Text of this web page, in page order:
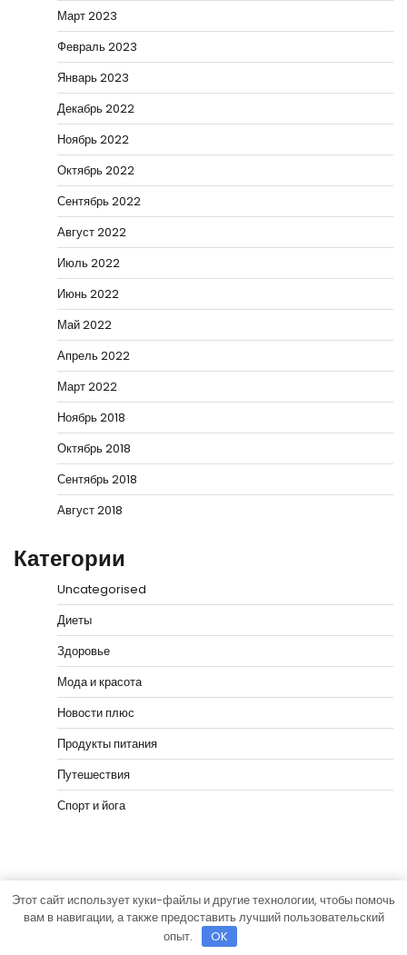
Март 2023
Февраль 2023
Январь 2023
Декабрь 2022
Ноябрь 2022
Октябрь 2022
Сентябрь 2022
Август 2022
Июль 2022
Июнь 2022
Май 2022
Апрель 2022
Март 2022
Ноябрь 2018
Октябрь 2018
Сентябрь 2018
Август 2018
Категории
Uncategorised
Диеты
Здоровье
Мода и красота
Новости плюс
Продукты питания
Путешествия
Спорт и йога
Copyright © 2026vip-hata.ruТема News Bank от
Этот сайт использует куки-файлы и другие технологии, чтобы помочь
вам в навигации, а также предоставить лучший пользовательский
опыт.
OK